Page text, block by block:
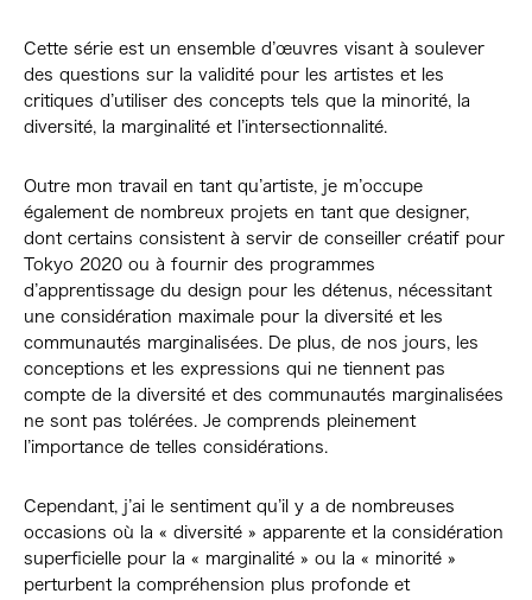
Cette série est un ensemble d’œuvres visant à soulever
des questions sur la validité pour les artistes et les
critiques d’utiliser des concepts tels que la minorité, la
diversité, la marginalité et l’intersectionnalité.
Outre mon travail en tant qu’artiste, je m’occupe
également de nombreux projets en tant que designer,
dont certains consistent à servir de conseiller créatif pour
Tokyo 2020 ou à fournir des programmes
d’apprentissage du design pour les détenus, nécessitant
une considération maximale pour la diversité et les
communautés marginalisées. De plus, de nos jours, les
conceptions et les expressions qui ne tiennent pas
compte de la diversité et des communautés marginalisées
ne sont pas tolérées. Je comprends pleinement
l’importance de telles considérations.
Cependant, j’ai le sentiment qu’il y a de nombreuses
occasions où la « diversité » apparente et la considération
superficielle pour la « marginalité » ou la « minorité »
perturbent la compréhension plus profonde et